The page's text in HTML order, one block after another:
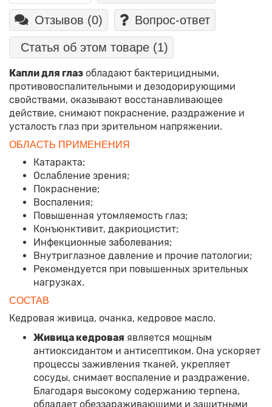
Отзывов (0) Вопрос-ответ
Статья об этом товаре (1)
Капли для глаз обладают бактерицидными,
противовоспалительными и дезодорирующими
свойствами, оказывают восстанавливающее
действие, снимают покраснение, раздражение и
усталость глаз при зрительном напряжении.
ОБЛАСТЬ ПРИМЕНЕНИЯ
Катаракта;
Ослабление зрения;
Покраснение;
Воспаления;
Повышенная утомляемость глаз;
Конъюнктивит, дакриоцистит;
Инфекционные заболевания;
Внутриглазное давление и прочие патологии;
Рекомендуется при повышенных зрительных
нагрузках.
СОСТАВ
Кедровая живица, очанка, кедровое масло.
Живица кедровая является мощным
антиоксидантом и антисептиком. Она ускоряет
процессы заживления тканей, укрепляет
сосуды, снимает воспаление и раздражение.
Благодаря высокому содержанию терпена,
обладает обеззараживающими и защитными